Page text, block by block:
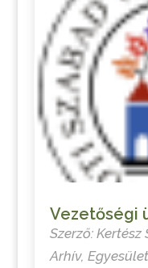
Vezetőségi
Szerző: Kertész
Arhív, Egyesület